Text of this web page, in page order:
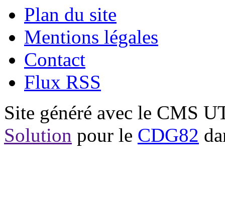
Plan du site
Mentions légales
Contact
Flux RSS
Site généré avec le CMS
Solution pour le CDG82